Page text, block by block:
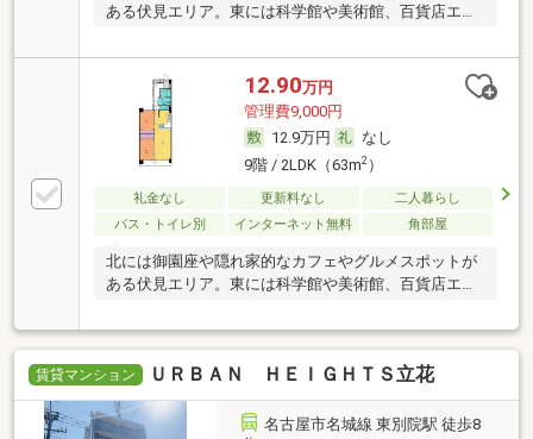
ある伏見エリア。東には科学館や美術館、百貨店エリ
12.90万円
管理費9,000円
12.9万円
なし
9階 / 2LDK（63m2）
礼金なし 更新料なし
二人暮らし
バス・トイレ別
インターネット無料 角部屋
北には御園座や隠れ家的なカフェやグルメスポットが
ある伏見エリア。東には科学館や美術館、百貨店エリ
賃貸マンション ＵＲＢＡＮ ＨＥＩＧＨＴＳ立花
名古屋市名城線 東別院駅 徒歩8